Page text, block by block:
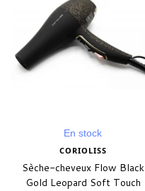
En stock
CORIOLISS
Sèche-cheveux Flow Black
Gold Leopard Soft Touch